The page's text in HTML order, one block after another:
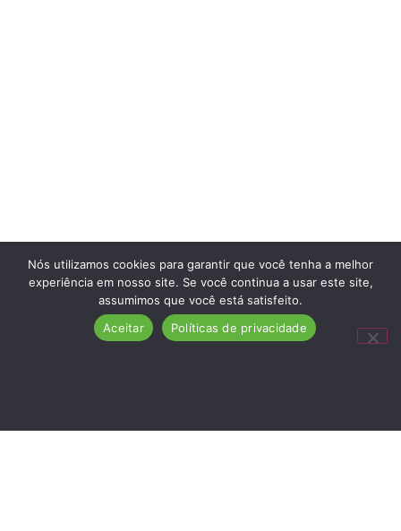
Nós utilizamos cookies para garantir que você tenha a melhor
experiência em nosso site. Se você continua a usar este site,
assumimos que você está satisfeito.
Aceitar
Políticas de privacidade